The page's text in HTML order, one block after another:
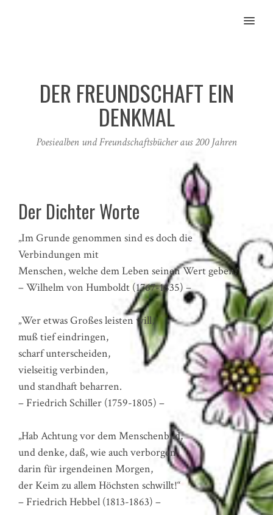
MENU
DER FREUNDSCHAFT EIN
DENKMAL
Poesiealben und Freundschaftsbücher aus 200 Jahren
Der Dichter Worte
„Im Grunde genommen sind es doch die
Verbindungen mit
Menschen, welche dem Leben seinen Wert geben.“
– Wilhelm von Humboldt (1767-1835) –
„Wer etwas Großes leisten will,
muß tief eindringen,
scharf unterscheiden,
vielseitig verbinden,
und standhaft beharren.
– Friedrich Schiller (1759-1805) –
„Hab Achtung vor dem Menschenbild,
und denke, daß, wie auch verborgen
darin für irgendeinen Morgen,
der Keim zu allem Höchsten schwillt!“
– Friedrich Hebbel (1813-1863) –